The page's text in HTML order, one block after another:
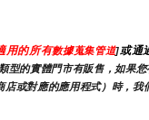
用的所有數據蒐集管道]或通
的實體門市有販售，如果
或對應的應用程式）時，